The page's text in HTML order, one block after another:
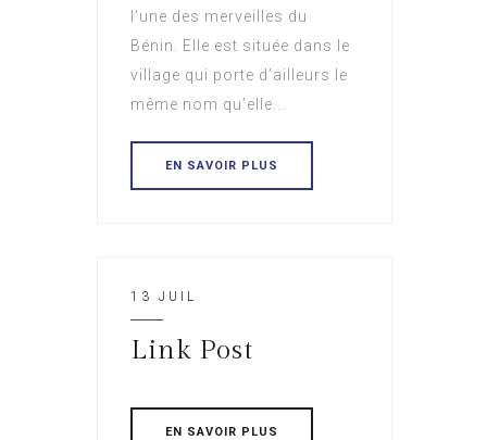
l’une des merveilles du
Bénin. Elle est située dans le
village qui porte d’ailleurs le
même nom qu’elle...
EN SAVOIR PLUS
13 JUIL
Link Post
EN SAVOIR PLUS